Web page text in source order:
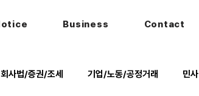
Business Contact
회사법/증권/조세 기업/노동/공정거래 민사